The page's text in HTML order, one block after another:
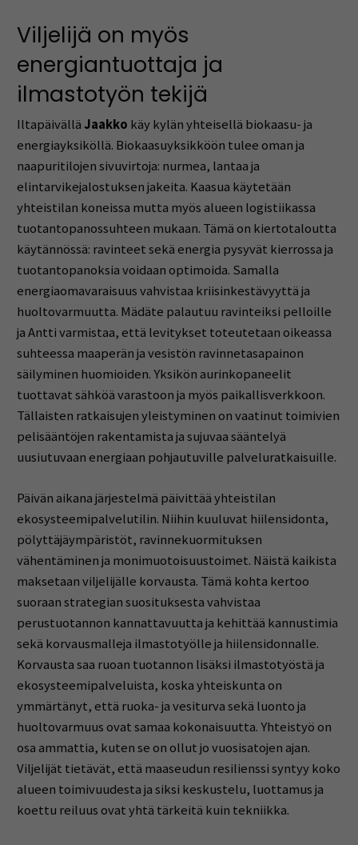
Viljelijä on myös
energiantuottaja ja
ilmastotyön tekijä
Iltapäivällä Jaakko käy kylän yhteisellä biokaasu- ja
energiayksiköllä. Biokaasuyksikköön tulee oman ja
naapuritilojen sivuvirtoja: nurmea, lantaa ja
elintarvikejalostuksen jakeita. Kaasua käytetään
yhteistilan koneissa mutta myös alueen logistiikassa
tuotantopanossuhteen mukaan. Tämä on kiertotaloutta
käytännössä: ravinteet sekä energia pysyvät kierrossa ja
tuotantopanoksia voidaan optimoida. Samalla
energiaomavaraisuus vahvistaa kriisinkestävyyttä ja
huoltovarmuutta. Mädäte palautuu ravinteiksi pelloille
ja Antti varmistaa, että levitykset toteutetaan oikeassa
suhteessa maaperän ja vesistön ravinnetasapainon
säilyminen huomioiden. Yksikön aurinkopaneelit
tuottavat sähköä varastoon ja myös paikallisverkkoon.
Tällaisten ratkaisujen yleistyminen on vaatinut toimivien
pelisääntöjen rakentamista ja sujuvaa sääntelyä
uusiutuvaan energiaan pohjautuville palveluratkaisuille.
Päivän aikana järjestelmä päivittää yhteistilan
ekosysteemipalvelutilin. Niihin kuuluvat hiilensidonta,
pölyttäjäympäristöt, ravinnekuormituksen
vähentäminen ja monimuotoisuustoimet. Näistä kaikista
maksetaan viljelijälle korvausta. Tämä kohta kertoo
suoraan strategian suosituksesta vahvistaa
perustuotannon kannattavuutta ja kehittää kannustimia
sekä korvausmalleja ilmastotyölle ja hiilensidonnalle.
Korvausta saa ruoan tuotannon lisäksi ilmastotyöstä ja
ekosysteemipalveluista, koska yhteiskunta on
ymmärtänyt, että ruoka- ja vesiturva sekä luonto ja
huoltovarmuus ovat samaa kokonaisuutta. Yhteistyö on
osa ammattia, kuten se on ollut jo vuosisatojen ajan.
Viljelijät tietävät, että maaseudun resilienssi syntyy koko
alueen toimivuudesta ja siksi keskustelu, luottamus ja
koettu reiluus ovat yhtä tärkeitä kuin tekniikka.